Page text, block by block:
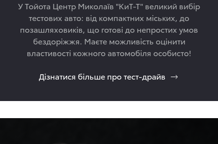
У Тойота Центр Миколаїв "КиТ-Т" великий вибір
тестових авто: від компактних міських, до
позашляховиків, що готові до непростих умов
бездоріжжя. Маєте можливість оцінити
властивості кожного автомобіля особисто!
Дізнатися більше про тест-драйв